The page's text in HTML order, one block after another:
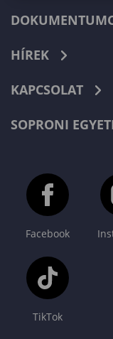
HÍREK
KAPCSOLAT
SOPRONI
Facebook
TikTok